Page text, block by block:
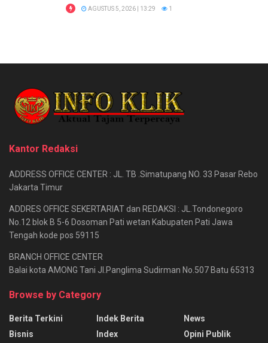
AGUSTUS 5, 2026 | 13:29 1
Kantor Redaksi
ADDRESS OFFICE CENTER : JL. TB .Simatupang NO. 33 Pasar Rebo
Jakarta Timur
ADDRES OFFICE SEKERTARIAT dan REDAKSI : JL.Tondonegoro
No.12 blok B 5-6 Dosoman Pati wetan Kabupaten Pati Jawa
Tengah kode pos 59115
BRANCH OFFICE CENTER
Balai kota AMONG Tani Jl.Panglima Sudirman No.507 Batu 65313
Browse by Category
Berita Terkini
Bisnis
Indek Berita
Index
News
Opini Publik